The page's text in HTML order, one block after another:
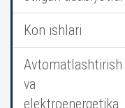
Kon ishlari
Avtomatlashtirish
va
elektroenergetika